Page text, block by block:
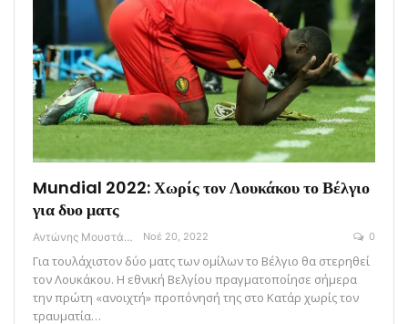
Mundial 2022: Χωρίς τον Λουκάκου το Βέλγιο
για δυο ματς
Αντώνης Μουστάκας Νοέ 20, 2022 0
Για τουλάχιστον δύο ματς των ομίλων το Βέλγιο θα στερηθεί
τον Λουκάκου. Η εθνική Βελγίου πραγματοποίησε σήμερα
την πρώτη «ανοιχτή» προπόνησή της στο Κατάρ χωρίς τον
τραυματία…